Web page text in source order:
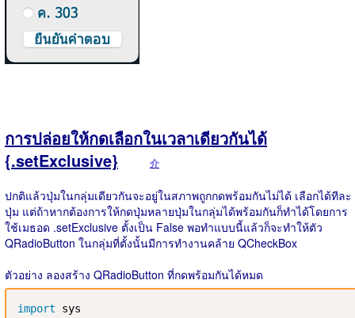
การปล่อยให้กดเลือกในเวลาเดียวกันได้
{.setExclusive}
介
ปกติแล้วปุ่มในกลุ่มเดียวกันจะอยู่ในสภาพถูกกดพร้อมกันไม่ได้ เลือกได้ทีละ
ปุ่ม แต่ถ้าหากต้องการให้กดปุ่มหลายปุ่มในกลุ่มได้พร้อมกันก็ทำได้โดยการ
ใช้เมธอด .setExclusive ตั้งเป็น False พอทำแบบนี้แล้วก็จะทำให้ตัว
QRadioButton ในกลุ่มที่ตั้งนั้นมีการทำงานคล้าย QCheckBox
ตัวอย่าง ลองสร้าง QRadioButton ที่กดพร้อมกันได้หมด
import